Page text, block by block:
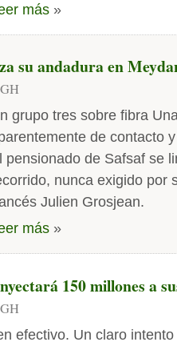
más »
su andadura en
grupo tres sobre fibra
de contacto
pensionado de Safsaf se
nunca exigido por
Julien Grosjean.
más »
150 millones a
efectivo. Un claro